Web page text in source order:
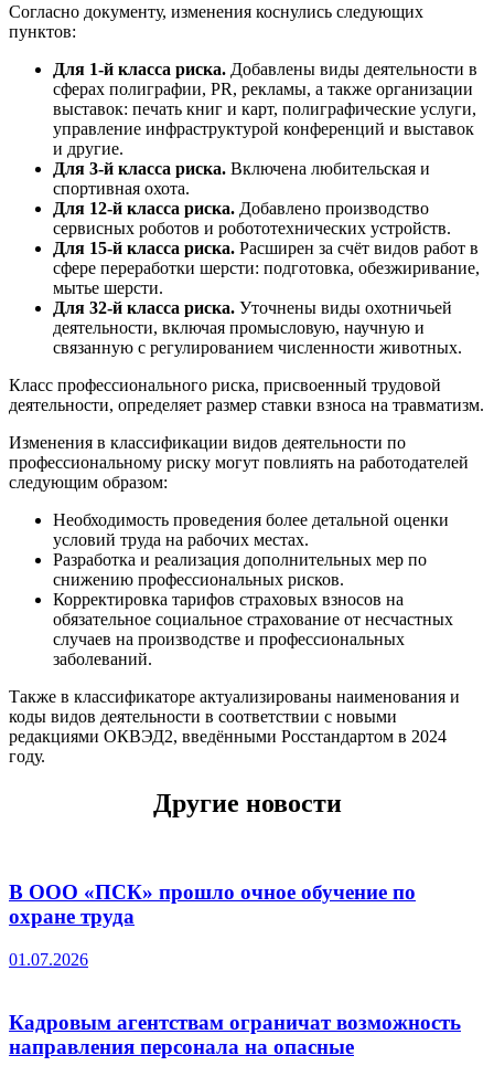
Согласно документу, изменения коснулись следующих
пунктов:
Для 1-й класса риска. Добавлены виды деятельности в
сферах полиграфии, PR, рекламы, а также организации
выставок: печать книг и карт, полиграфические услуги,
управление инфраструктурой конференций и выставок
и другие.
Для 3-й класса риска. Включена любительская и
спортивная охота.
Для 12-й класса риска. Добавлено производство
сервисных роботов и робототехнических устройств.
Для 15-й класса риска. Расширен за счёт видов работ в
сфере переработки шерсти: подготовка, обезжиривание,
мытье шерсти.
Для 32-й класса риска. Уточнены виды охотничьей
деятельности, включая промысловую, научную и
связанную с регулированием численности животных.
Класс профессионального риска, присвоенный трудовой
деятельности, определяет размер ставки взноса на травматизм.
Изменения в классификации видов деятельности по
профессиональному риску могут повлиять на работодателей
следующим образом:
Необходимость проведения более детальной оценки
условий труда на рабочих местах.
Разработка и реализация дополнительных мер по
снижению профессиональных рисков.
Корректировка тарифов страховых взносов на
обязательное социальное страхование от несчастных
случаев на производстве и профессиональных
заболеваний.
Также в классификаторе актуализированы наименования и
коды видов деятельности в соответствии с новыми
редакциями ОКВЭД2, введёнными Росстандартом в 2024
году.
Другие новости
В ООО «ПСК» прошло очное обучение по
охране труда
01.07.2026
Кадровым агентствам ограничат возможность
направления персонала на опасные